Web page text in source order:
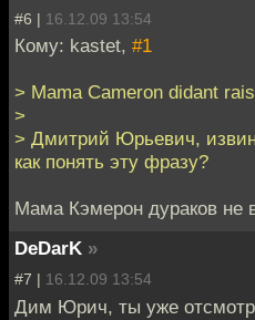
#6 | 16.12.09 13:54
Кому: kastet, #1
> Mama Cameron didant
>
> Дмитрий Юрьевич,
как понять эту фразу?
Мама Кэмерон дураков не
DeDarK »
#7 | 16.12.09 13:54
Дим Юрич, ты уже